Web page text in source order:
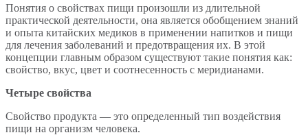
Понятия о свойствах пищи произошли из длительной
практической деятельности, она является обобщением знаний
и опыта китайских медиков в применении напитков и пищи
для лечения заболеваний и предотвращения их. В этой
концепции главным образом существуют такие понятия как:
свойство, вкус, цвет и соотнесенность с меридианами.
Четыре свойства
Свойство продукта — это определенный тип воздействия
пищи на организм человека.